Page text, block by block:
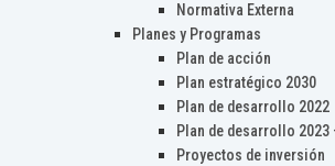
Normativa Externa
Planes y Programas
Plan de acción
Plan estratégico 2030
Plan de desarrollo 2022
Plan de desarrollo 2023
Proyectos de inversión